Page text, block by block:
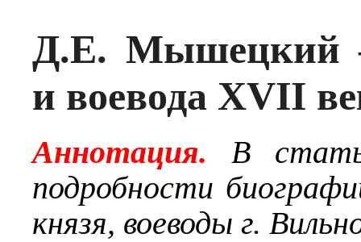
Д.Е. Мышецкий
и воевода XVII
Аннотация.
В
подробности
князя, воеводы г.